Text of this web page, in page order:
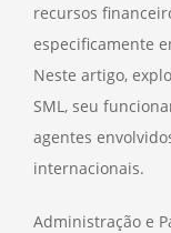
recursos
especificamente
Neste artigo,
SML, seu
agentes
internacionais.
Administração e